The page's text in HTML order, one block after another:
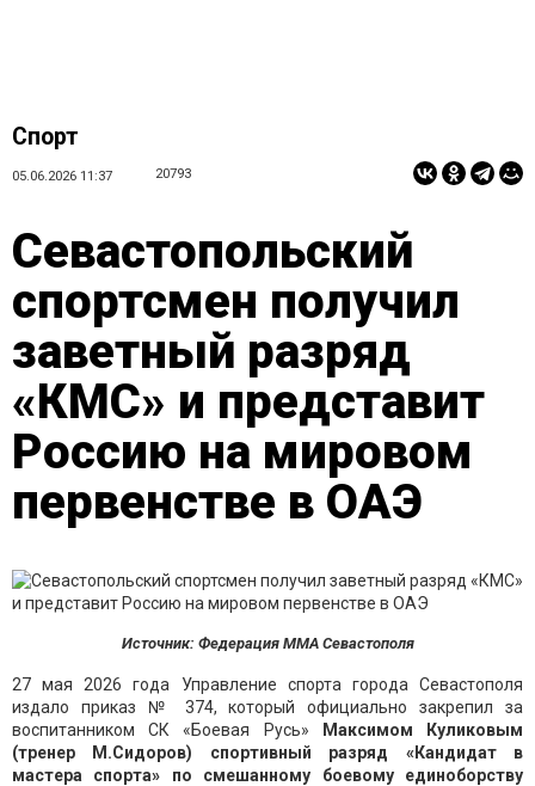
Спорт
05.06.2026 11:37 20793
Севастопольский
спортсмен получил
заветный разряд
«КМС» и представит
Россию на мировом
первенстве в ОАЭ
Источник: Федерация ММА Севастополя
27 мая 2026 года Управление спорта города Севастополя
издало приказ № 374, который официально закрепил за
воспитанником СК «Боевая Русь»
Максимом Куликовым
(тренер М.Сидоров) спортивный разряд «Кандидат в
мастера спорта» по смешанному боевому единоборству